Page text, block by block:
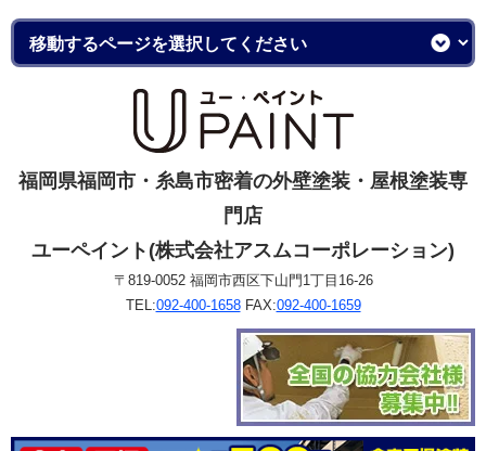
福岡県福岡市・糸島市密着の外壁塗装・屋根塗装専
門店
ユーペイント(株式会社アスムコーポレーション)
〒819-0052 福岡市西区下山門1丁目16-26
TEL:092-400-1658FAX:092-400-1659